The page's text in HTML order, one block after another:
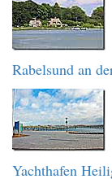
Rabelsund an
Yachthafen